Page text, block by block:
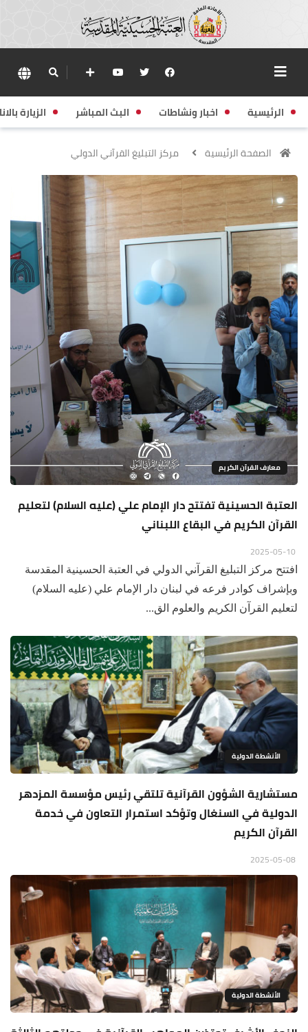
الرئيسية اخبار ونشاطات البث المباشر الزيارة
الصفحة الرئيسية مركز التبليغ القرآني الدولي
معارف القرآن الكريم
العتبة الحسينية تفتتح دار الإمام علي (عليه السلام) لتعليم
القرآن الكريم في البقاع اللبناني
افتتح مركز التبليغ القرآني الدولي في العتبة الحسينية المقدسة
وبإشراف كوادر فرعه في لبنان دار الإمام علي (عليه السلام)
لتعليم القرآن الكريم والعلوم الق...
الأنشطة الدولية
مستشارية الشؤون القرآنية تلتقي رئيس مؤسسة المزدهر
الدولية في السنغال وتؤكد استمرار التعاون في خدمة
القرآن الكريم
الأنشطة الدولية